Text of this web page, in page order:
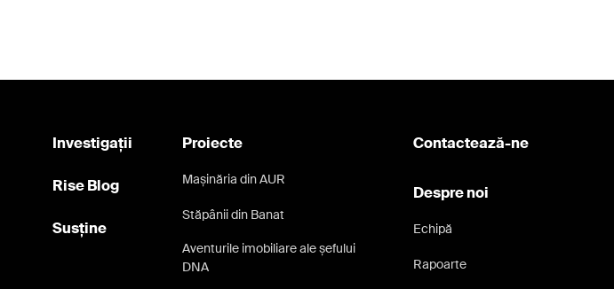
Investigații
Rise Blog
Susține
Contactează-ne
Despre noi
Echipă
Rapoarte
Proiecte
Mașinăria din AUR
Stăpânii din Banat
Aventurile imobiliare ale șefului
DNA